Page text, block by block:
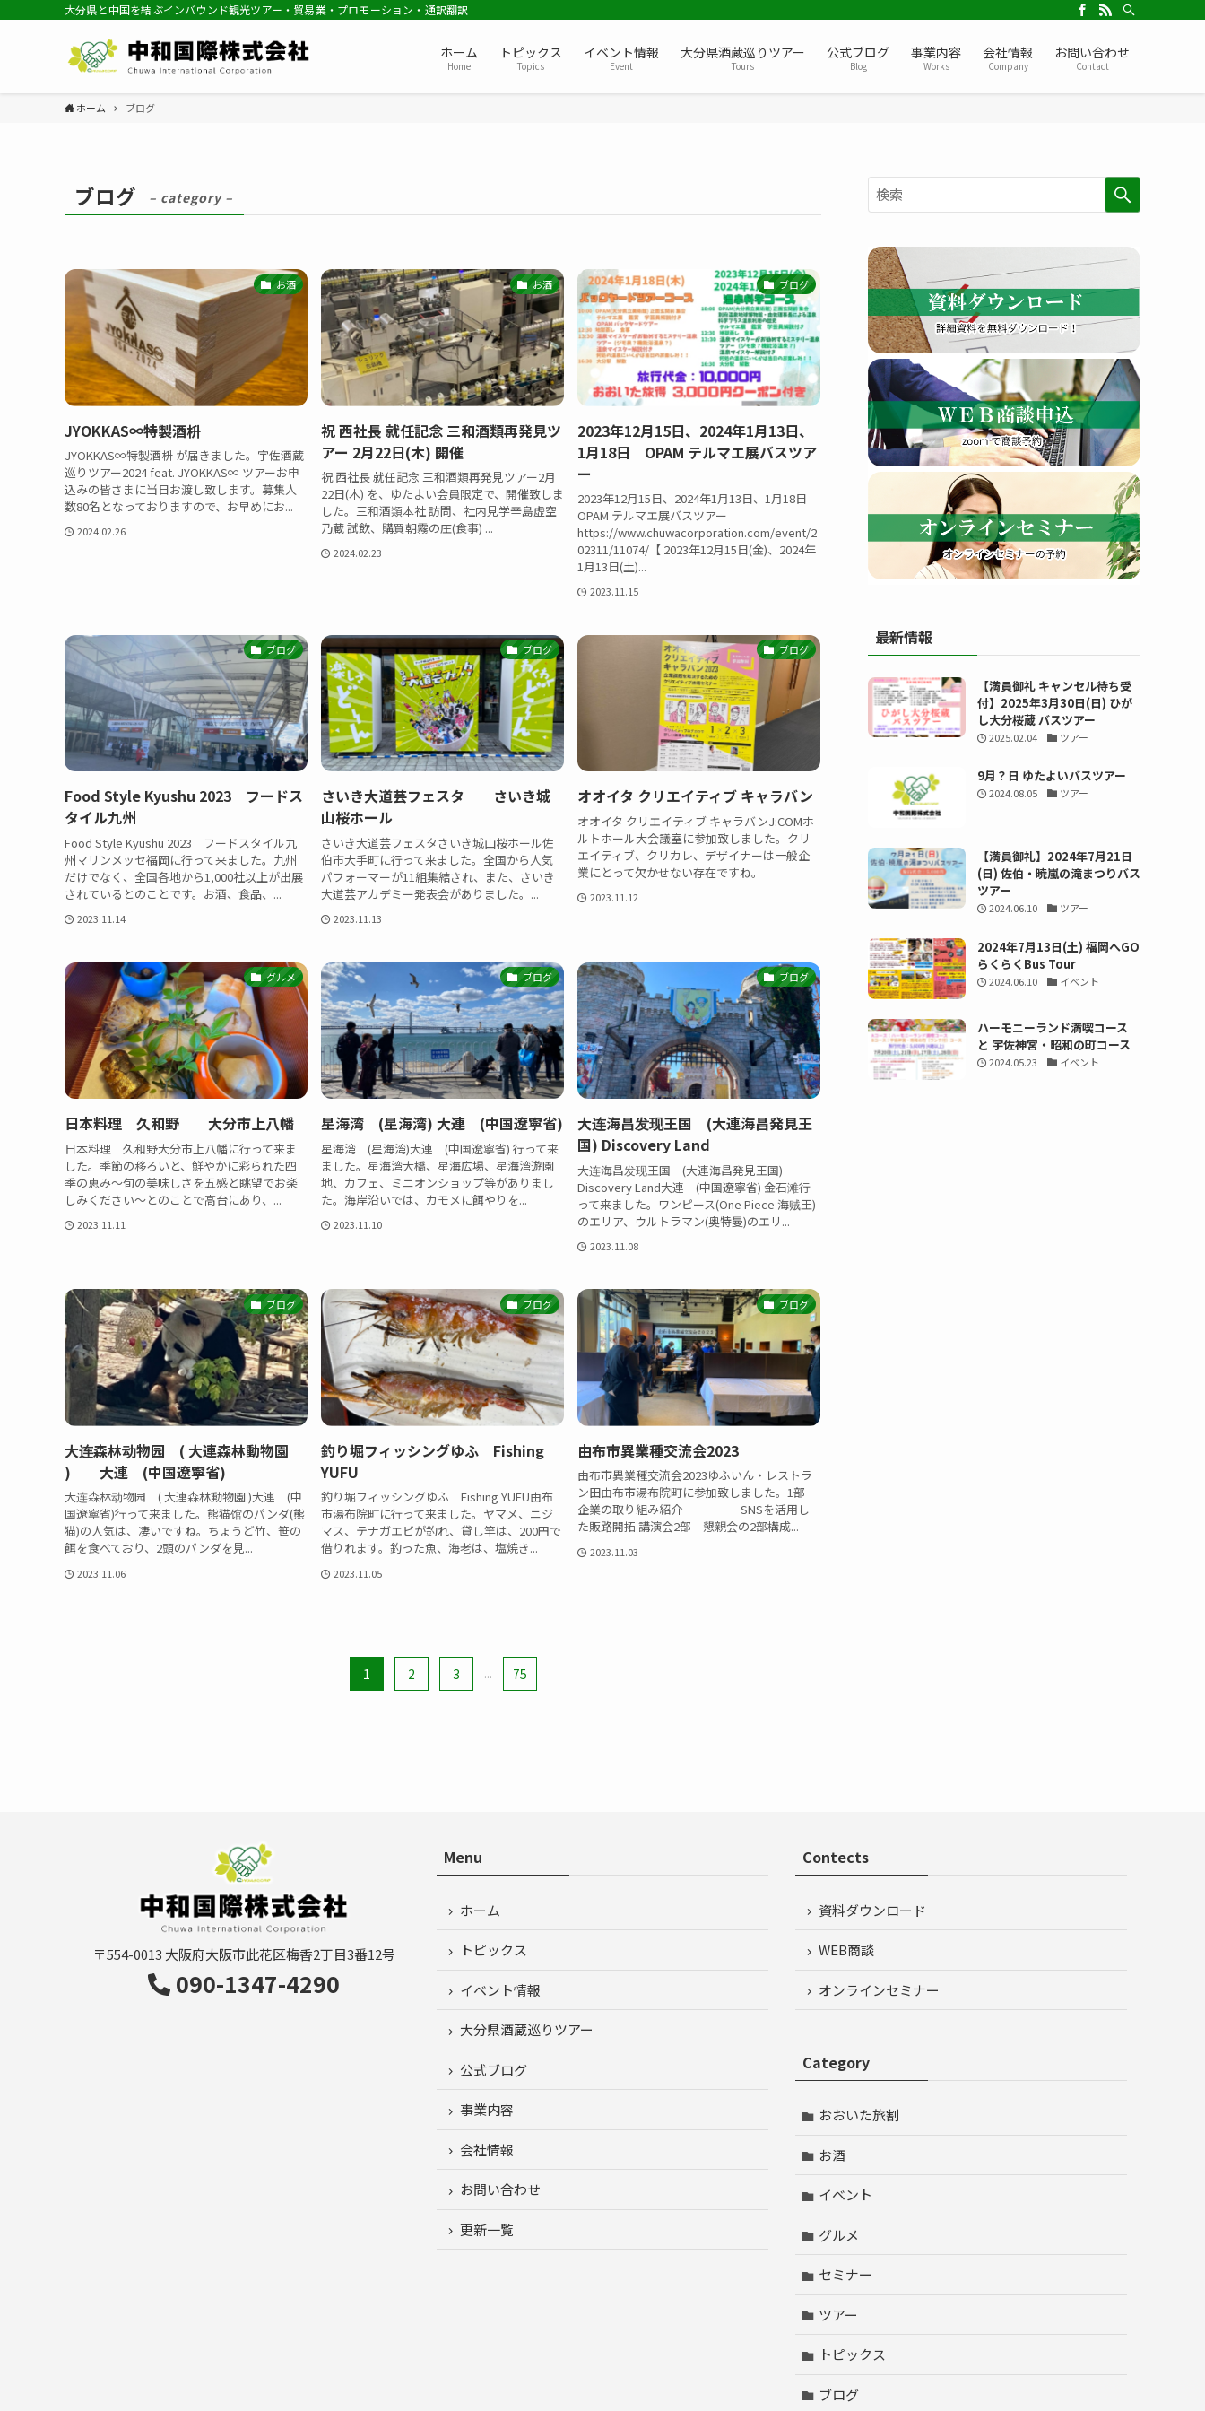
大分県と中国を結ぶインバウンド観光ツアー・貿易業・プロモーション・通訳翻訳
ホーム
Home
トピックス
Topics
イベント情報
Event
大分県酒蔵巡りツアー
Tours
公式ブログ
Blog
事業内容
Works
会社情報
Company
お問い合わせ
Contact
ホーム ブログ
ブログ – category –
お酒
JYOKKAS∞特製酒枡
JYOKKAS∞特製酒枡 が届きました。宇佐酒蔵
巡りツアー2024 feat. JYOKKAS∞ ツアーお申
込みの皆さまに当日お渡し致します。募集人
数80名となっておりますので、お早めにお...
2024.02.26
お酒
祝 西社長 就任記念 三和酒類再発見ツ
アー 2月22日(木) 開催
祝 西社長 就任記念 三和酒類再発見ツアー2月
22日(木) を、ゆたよい会員限定で、開催致しま
した。三和酒類本社 訪問、社内見学辛島虚空
乃蔵 試飲、購買朝霧の庄(食事) ...
2024.02.23
ブログ
2023年12月15日、2024年1月13日、
1月18日 OPAM テルマエ展バスツア
ー
2023年12月15日、2024年1月13日、1月18日
OPAM テルマエ展バスツアー
https://www.chuwacorporation.com/event/2
02311/11074/【 2023年12月15日(金)、2024年
1月13日(土)...
2023.11.15
ブログ
Food Style Kyushu 2023 フードス
タイル九州
Food Style Kyushu 2023 フードスタイル九
州マリンメッセ福岡に行って来ました。九州
だけでなく、全国各地から1,000社以上が出展
されているとのことです。お酒、食品、...
2023.11.14
ブログ
さいき大道芸フェスタ さいき城
山桜ホール
さいき大道芸フェスタさいき城山桜ホール佐
伯市大手町に行って来ました。全国から人気
パフォーマーが11組集結され、また、さいき
大道芸アカデミー発表会がありました。...
2023.11.13
ブログ
オオイタ クリエイティブ キャラバン
オオイタ クリエイティブ キャラバンJ:COMホ
ルトホール大会議室に参加致しました。クリ
エイティブ、クリカレ、デザイナーは一般企
業にとって欠かせない存在ですね。
2023.11.12
グルメ
日本料理 久和野 大分市上八幡
日本料理 久和野大分市上八幡に行って来ま
した。季節の移ろいと、鮮やかに彩られた四
季の恵み〜旬の美味しさを五感と眺望でお楽
しみください〜とのことで高台にあり、...
2023.11.11
ブログ
星海湾 (星海湾) 大連 (中国遼寧省)
星海湾 (星海湾)大連 (中国遼寧省) 行って来
ました。星海湾大橋、星海広場、星海湾遊園
地、カフェ、ミニオンショップ等がありまし
た。海岸沿いでは、カモメに餌やりを...
2023.11.10
ブログ
大连海昌发现王国 (大連海昌発見王
国) Discovery Land
大连海昌发现王国 (大連海昌発見王国)
Discovery Land大連 (中国遼寧省) 金石滩行
って来ました。ワンピース(One Piece 海贼王)
のエリア、ウルトラマン(奥特曼)のエリ...
2023.11.08
ブログ
大连森林动物园 ( 大連森林動物園
) 大連 (中国遼寧省)
大连森林动物园 ( 大連森林動物園 )大連 (中
国遼寧省)行って来ました。熊猫馆のパンダ(熊
猫)の人気は、凄いですね。ちょうど竹、笹の
餌を食べており、2頭のパンダを見...
2023.11.06
ブログ
釣り堀フィッシングゆふ Fishing
YUFU
釣り堀フィッシングゆふ Fishing YUFU由布
市湯布院町に行って来ました。ヤマメ、ニジ
マス、テナガエビが釣れ、貸し竿は、200円で
借りれます。釣った魚、海老は、塩焼き...
2023.11.05
ブログ
由布市異業種交流会2023
由布市異業種交流会2023ゆふいん・レストラ
ン田由布市湯布院町に参加致しました。1部
企業の取り組み紹介 SNSを活用し
た販路開拓 講演会2部 懇親会の2部構成...
2023.11.03
1 2 3 ... 75
索
す
る
最新情報
【満員御礼 キャンセル待ち受
付】2025年3月30日(日) ひが
し大分桜蔵 バスツアー
2025.02.04 ツアー
9月？日 ゆたよいバスツアー
2024.08.05 ツアー
【満員御礼】2024年7月21日
(日) 佐伯・暁嵐の滝まつりバス
ツアー
2024.06.10 ツアー
2024年7月13日(土) 福岡へGO
らくらくBus Tour
2024.06.10 イベント
ハーモニーランド満喫コース
と 宇佐神宮・昭和の町コース
2024.05.23 イベント
〒554-0013 大阪府大阪市此花区梅香2丁目3番12号
090-1347-4290
Menu
ホーム
トピックス
イベント情報
大分県酒蔵巡りツアー
公式ブログ
事業内容
会社情報
お問い合わせ
更新一覧
Contects
資料ダウンロード
WEB商談
オンラインセミナー
Category
おおいた旅割
お酒
イベント
グルメ
セミナー
ツアー
トピックス
ブログ